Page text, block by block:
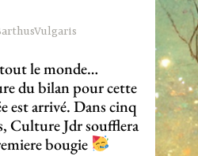
le monde…
du bilan pour cette
est arrivé. Dans cinq
Culture Jdr soufflera
bougie